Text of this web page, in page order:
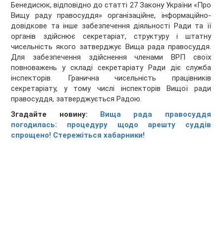
Бенедисюк, відповідно до статті 27 Закону України «Про
Вищу раду правосуддя» організаційне, інформаційно-
довідкове та інше забезпечення діяльності Ради та її
органів здійснює секретаріат, структуру і штатну
чисельність якого затверджує Вища рада правосуддя.
Для забезпечення здійснення членами ВРП своїх
повноважень у складі секретаріату Ради діє служба
інспекторів. Гранична чисельність працівників
секретаріату, у тому числі інспекторів Вищої ради
правосуддя, затверджується Радою.
Згадайте новину: Вища рада правосуддя
погодилась: процедуру щодо арешту суддів
спрощено! Стережіться хабарники!